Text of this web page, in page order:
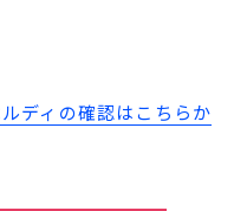
ディの確認はこちらか